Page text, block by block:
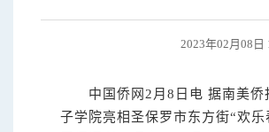
2023年02月08日
中国侨网2月8日电 据南美侨
子学院亮相圣保罗市东方街“欢